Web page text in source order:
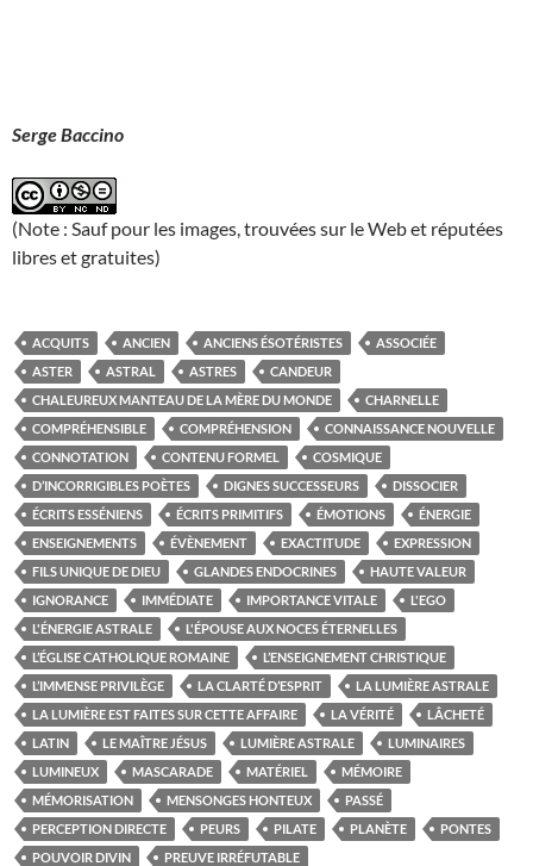
Serge Baccino
(Note : Sauf pour les images, trouvées sur le Web et réputées
libres et gratuites)
ACQUITS ANCIEN ANCIENS ÉSOTÉRISTES
ASSOCIÉE
ASTER
ASTRAL ASTRES
CANDEUR
CHALEUREUX MANTEAU DE LA MÈRE DU MONDE
CHARNELLE
COMPRÉHENSIBLE
COMPRÉHENSION
CONNAISSANCE NOUVELLE
CONNOTATION
CONTENU FORMEL
COSMIQUE
D’INCORRIGIBLES POÈTES
DIGNES SUCCESSEURS
DISSOCIER
ÉCRITS ESSÉNIENS
ÉCRITS PRIMITIFS ÉMOTIONS
ÉNERGIE
ENSEIGNEMENTS
ÉVÈNEMENT EXACTITUDE
EXPRESSION
FILS UNIQUE DE DIEU
GLANDES ENDOCRINES
HAUTE VALEUR
IGNORANCE
IMMÉDIATE IMPORTANCE VITALE
L'EGO
L'ÉNERGIE ASTRALE
L'ÉPOUSE AUX NOCES ÉTERNELLES
L’ÉGLISE CATHOLIQUE ROMAINE
L’ENSEIGNEMENT CHRISTIQUE
L’IMMENSE PRIVILÈGE
LA CLARTÉ D’ESPRIT
LA LUMIÈRE ASTRALE
LA LUMIÈRE EST FAITES SUR CETTE AFFAIRE
LA VÉRITÉ
LÂCHETÉ
LATIN
LE MAÎTRE JÉSUS LUMIÈRE ASTRALE
LUMINAIRES
LUMINEUX
MASCARADE MATÉRIEL
MÉMOIRE
MÉMORISATION
MENSONGES HONTEUX
PASSÉ
PERCEPTION DIRECTE
PEURS PILATE PLANÈTE
PONTES
POUVOIR DIVIN
PREUVE IRRÉFUTABLE